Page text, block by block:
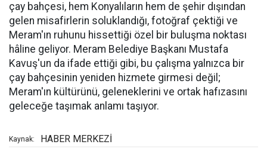
çay bahçesi, hem Konyalıların hem de şehir dışından
gelen misafirlerin soluklandığı, fotoğraf çektiği ve
Meram'ın ruhunu hissettiği özel bir buluşma noktası
hâline geliyor. Meram Belediye Başkanı Mustafa
Kavuş'un da ifade ettiği gibi, bu çalışma yalnızca bir
çay bahçesinin yeniden hizmete girmesi değil;
Meram'ın kültürünü, geleneklerini ve ortak hafızasını
geleceğe taşımak anlamı taşıyor.
Kaynak: HABER MERKEZİ